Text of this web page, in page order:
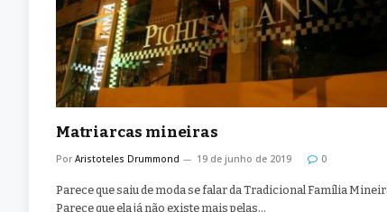
Matriarcas mineiras
Por Aristoteles Drummond 19 de junho de 2019 0
Parece que saiu de moda se falar da Tradicional Família
Parece que ela já não existe mais pelas…